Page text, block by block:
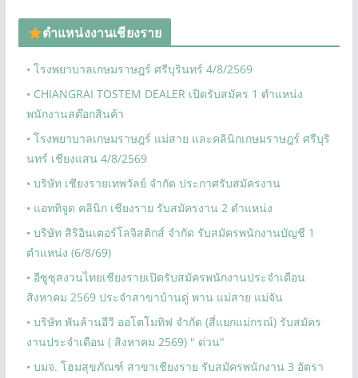
ตำแหน่งงานเชียงราย
• โรงพยาบาลเกษมราษฎร์ ศรีบุรินทร์ 4/8/2569
• CHIANGRAI TOSTEM DEALER เปิดรับสมัคร 1 ตำแหน่ง
พนักงานสต๊อกสินค้า
• โรงพยาบาลเกษมราษฎร์ แม่สาย และคลินิกเกษมราษฎร์ ศรีบุริ
นทร์ เชียงแสน 4/8/2569
• บริษัท เชียงรายเทพวัลย์ จำกัด ประกาศรับสมัครงาน
• แอททิจูด คลินิก เชียงราย รับสมัครงาน 2 ตำแหน่ง
• บริษัท สิริอินเตอร์โลจิสติกส์ จำกัด รับสมัครพนักงานบัญชี 1
ตำแหน่ง (6/8/69)
• อีซูซุสงวนไทยเชียงรายเปิดรับสมัครพนักงานประจำเดือน
สิงหาคม 2569 ประจำสาขาบ้านดู่ พาน แม่สาย แม่จัน
• บริษัท พันล้านอีวี ออโตโมทิฟ จำกัด (สี่แยกแม่กรณ์) รับสมัคร
งานประจำเดือน ( สิงหาคม 2569) " ด่วน"
• บมจ. โฮมสุขภัณฑ์ สาขาเชียงราย รับสมัครพนักงาน 3 อัตรา